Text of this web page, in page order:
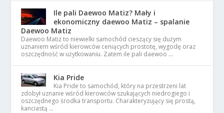
Ile pali Daewoo Matiz? Mały i
ekonomiczny daewoo Matiz – spalanie
Daewoo Matiz
Daewoo Matiz to niewielki samochód cieszący się dużym
uznaniem wśród kierowców ceniących prostotę, wygodę oraz
oszczędność w użytkowaniu. Zatem ile pali daewoo …
Kia Pride
Kia Pride to samochód, który na przestrzeni lat
zdobył uznanie wśród kierowców szukających niedrogiego i
oszczędnego środka transportu. Charakteryzujący się prostą,
kanciastą …